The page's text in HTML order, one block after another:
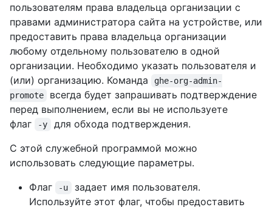
пользователям права владельца организации с
правами администратора сайта на устройстве, или
предоставить права владельца организации
любому отдельному пользователю в одной
организации. Необходимо указать пользователя и
(или) организацию. Команда
ghe-org-admin-
promote
всегда будет запрашивать подтверждение
перед выполнением, если вы не используете
флаг
-y
для обхода подтверждения.
С этой служебной программой можно
использовать следующие параметры.
Флаг
-u
задает имя пользователя.
Используйте этот флаг, чтобы предоставить